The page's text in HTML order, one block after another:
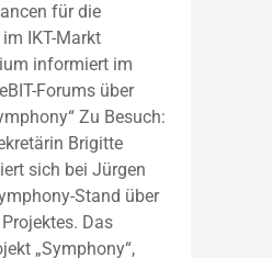
für die
IKT-Markt
informiert im
Forums über
Zu Besuch:
Brigitte
sich bei Jürgen
Stand über
Das
„Symphony“,